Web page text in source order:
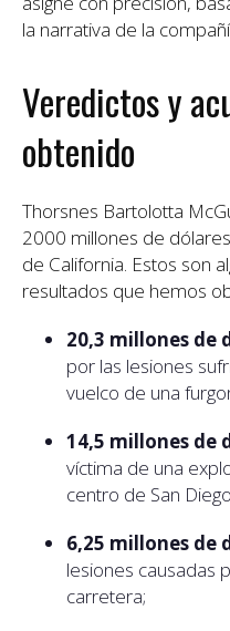
la narrativa de la
Veredictos y
obtenido
Thorsnes Bartolotta
2000 millones de
de California. Estos son
resultados que hemos
20,3 millones de
por las lesiones
vuelco de una
14,5 millones de
víctima de una
centro de San
6,25 millones de
lesiones causadas
carretera;